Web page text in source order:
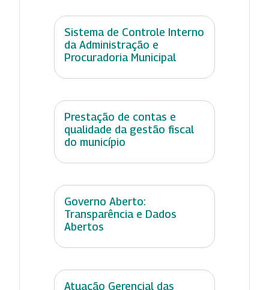
Sistema de Controle Interno
da Administração e
Procuradoria Municipal
Prestação de contas e
qualidade da gestão fiscal
do município
Governo Aberto:
Transparência e Dados
Abertos
Atuação Gerencial das